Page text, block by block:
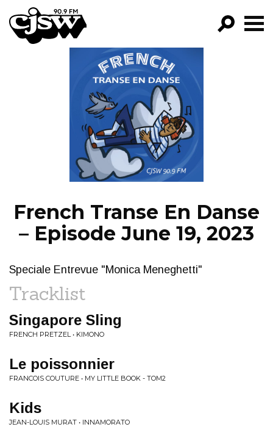
CJSW
PROGRAMS
EPISODES
NEWS
French Transe En Danse
– Episode June 19, 2023
Speciale Entrevue "Monica Meneghetti"
Tracklist
Singapore Sling
FRENCH PRETZEL • KIMONO
Le poissonnier
FRANCOIS COUTURE • MY LITTLE BOOK - TOM2
Kids
JEAN-LOUIS MURAT • INNAMORATO